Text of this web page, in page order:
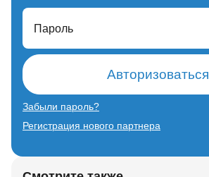
Пароль
Авторизоваться
Забыли пароль?
Регистрация нового партнера